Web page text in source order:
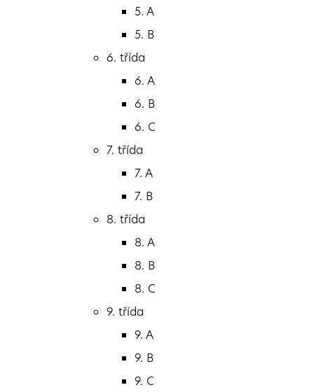
4. B
6. třída
6. C
8. třída
5. A
5. B
6. třída
6. A
6. B
6. C
7. třída
7. A
7. B
8. třída
8. A
8. B
8. C
9. třída
9. A
9. B
9. C